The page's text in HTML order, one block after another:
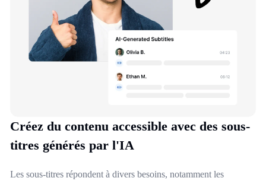
Créez du contenu accessible avec des sous-
titres générés par l'IA
Les sous-titres répondent à divers besoins, notamment les